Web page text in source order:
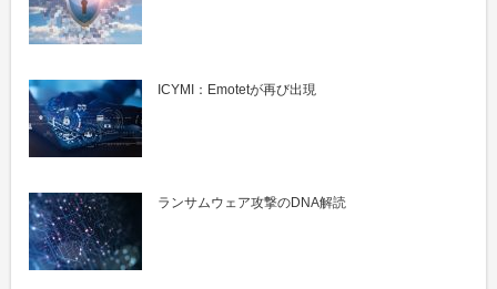
ICYMI：Emotetが再び出現
ランサムウェア攻撃のDNA解読